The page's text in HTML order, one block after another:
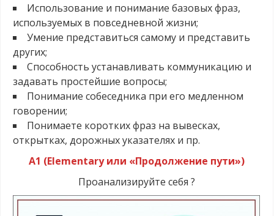
Использование и понимание базовых фраз,
используемых в повседневной жизни;
Умение представиться самому и представить
других;
Способность устанавливать коммуникацию и
задавать простейшие вопросы;
Понимание собеседника при его медленном
говорении;
Понимаете коротких фраз на вывесках,
открытках, дорожных указателях и пр.
А1 (Elementary или «Продолжение пути»)
Проанализируйте себя ?